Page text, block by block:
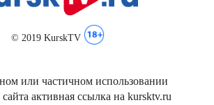
© 2019 KurskTV
или частичном использовании
активная ссылка на kursktv.ru